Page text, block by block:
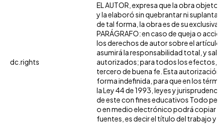
dc.rights
EL AUTOR, expresa que la obra
y la elaboró sin quebrantar ni
de tal forma, la obra es de su
PARÁGRAFO: en caso de queja o
los derechos de autor sobre el
asumirá la responsabilidad total, y
autorizados; para todos los efectos,
tercero de buena fe. Esta
forma indefinida, para que en los
la Ley 44 de 1993, leyes y
de este con fines educativos Todo
o en medio electrónico podrá copiar
fuentes, es decir el título del trabajo y